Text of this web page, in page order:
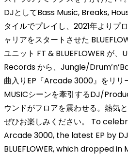
DJとしてBass Music, Breaks,
タイルでプレイし、2021年よりプ
ャリアをスタートさせた
ユニット FT & BLUEFLOWER が
Records から、Jungle/
曲入りEP『Arcade 3000』をリリ
MUSICシーンを牽引するDJ/
ウンドがフロアを震わせる。熱気
ぜひお楽しみください。 To
Arcade 3000, the latest EP by
BLUEFLOWER, which dropped